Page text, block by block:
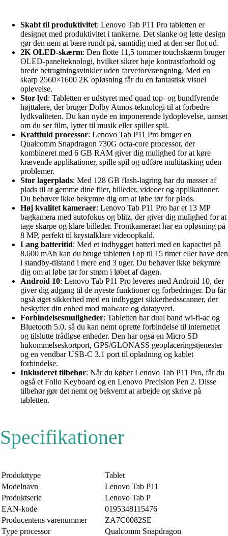
Skabt til produktivitet: Lenovo Tab P11 Pro tabletten er
designet med produktivitet i tankerne. Det slanke og lette design
gør den nem at bære rundt på, samtidig med at den ser flot ud.
2K OLED-skærm: Den flotte 11,5 tommer touchskærm bruger
OLED-panelteknologi, hvilket sikrer høje kontrastforhold og
brede betragtningsvinkler uden farveforvrængning. Med en
skarp 2560×1600 2K opløsning får du en fantastisk visuel
oplevelse.
Stor lyd: Tabletten er udstyret med quad top- og bundfyrende
højttalere, der bruger Dolby Atmos-teknologi til at forbedre
lydkvaliteten. Du kan nyde en imponerende lydoplevelse, uanset
om du ser film, lytter til musik eller spiller spil.
Kraftfuld processor: Lenovo Tab P11 Pro bruger en
Qualcomm Snapdragon 730G octa-core processor, der
kombineret med 6 GB RAM giver dig mulighed for at køre
krævende applikationer, spille spil og udføre multitasking uden
problemer.
Stor lagerplads: Med 128 GB flash-lagring har du masser af
plads til at gemme dine filer, billeder, videoer og applikationer.
Du behøver ikke bekymre dig om at løbe tør for plads.
Høj kvalitet kameraer: Lenovo Tab P11 Pro har et 13 MP
bagkamera med autofokus og blitz, der giver dig mulighed for at
tage skarpe og klare billeder. Frontkameraet har en opløsning på
8 MP, perfekt til krystalklare videoopkald.
Lang batteritid: Med et indbygget batteri med en kapacitet på
8.600 mAh kan du bruge tabletten i op til 15 timer eller have den
i standby-tilstand i mere end 3 uger. Du behøver ikke bekymre
dig om at løbe tør for strøm i løbet af dagen.
Android 10: Lenovo Tab P11 Pro leveres med Android 10, der
giver dig adgang til de nyeste funktioner og forbedringer. Du får
også øget sikkerhed med en indbygget sikkerhedsscanner, der
beskytter din enhed mod malware og datatyveri.
Forbindelsesmuligheder: Tabletten har dual band wi-fi-ac og
Bluetooth 5.0, så du kan nemt oprette forbindelse til internettet
og tilslutte trådløse enheder. Den har også en Micro SD
hukommelseskortport, GPS/GLONASS geoplaceringstjenester
og en vendbar USB-C 3.1 port til opladning og kablet
forbindelse.
Inkluderet tilbehør: Når du køber Lenovo Tab P11 Pro, får du
også et Folio Keyboard og en Lenovo Precision Pen 2. Disse
tilbehør gør det nemt og bekvemt at arbejde og skrive på
tabletten.
Specifikationer
Produkttype
Tablet
Modelnavn
Lenovo Tab P11
Produktserie
Lenovo Tab P
EAN-kode
0195348115476
Producentens varenummer
ZA7C0082SE
Type processor
Qualcomm Snapdragon